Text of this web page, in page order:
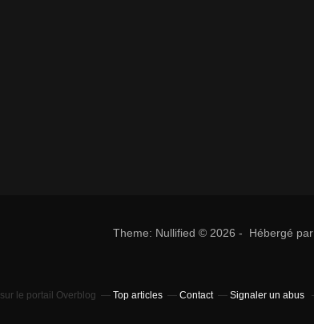
Theme: Nullified © 2026 - Hébergé par
sur le portail Overblog Top articles Contact Signaler un abus